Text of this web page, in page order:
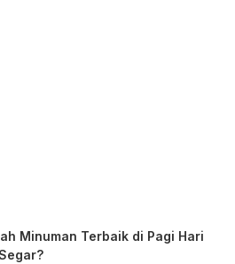
Minuman Terbaik di Pagi Hari